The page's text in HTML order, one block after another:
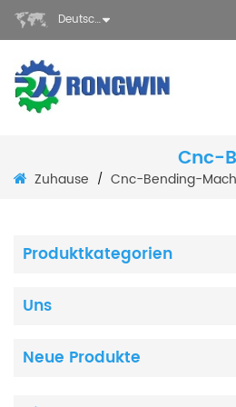
Deutsch
Cnc-
Zuhause / Cnc-Bending-
Produktkategorien
Uns
Neue Produkte